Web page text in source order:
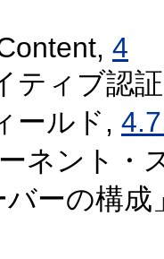
4
ティブ認
ールド,
ーネント
バーの構